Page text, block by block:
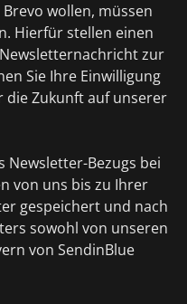
wollen, müssen
Hierfür stellen einen
zur
Sie Ihre Einwilligung
Zukunft auf unserer
Newsletter-Bezugs bei
von uns bis zu Ihrer
gespeichert und nach
sowohl von unseren
von SendinBlue